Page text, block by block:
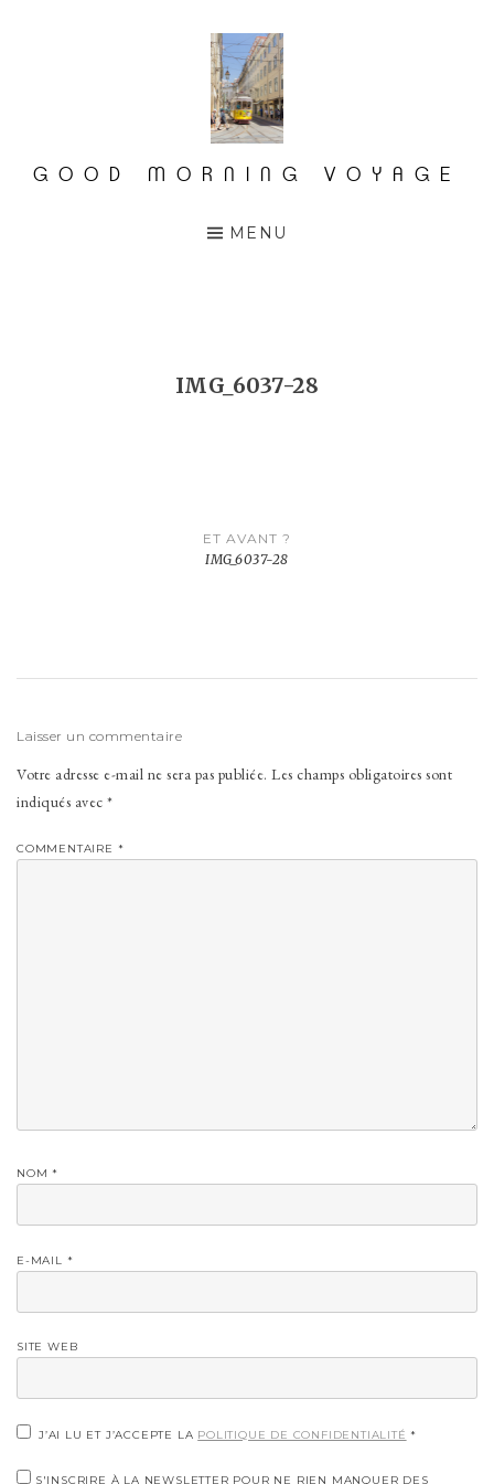
GOOD MORNING VOYAGE
MENU
IMG_6037-28
ET AVANT ?
IMG_6037-28
Laisser un commentaire
Votre adresse e-mail ne sera pas publiée. Les champs obligatoires sont
indiqués avec *
COMMENTAIRE *
NOM *
E-MAIL *
SITE WEB
J’AI LU ET J’ACCEPTE LA POLITIQUE DE CONFIDENTIALITÉ *
S'INSCRIRE À LA NEWSLETTER POUR NE RIEN MANQUER DES